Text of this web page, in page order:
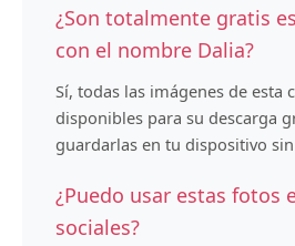
¿Son totalmente gratis
con el nombre Dalia?
Sí, todas las imágenes de esta
disponibles para su descarga
guardarlas en tu dispositivo
¿Puedo usar estas fotos
sociales?